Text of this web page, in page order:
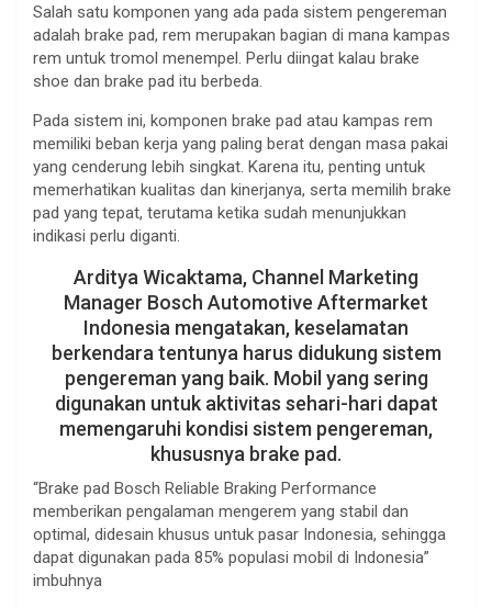
Salah satu komponen yang ada pada sistem pengereman
adalah brake pad, rem merupakan bagian di mana kampas
rem untuk tromol menempel. Perlu diingat kalau brake
shoe dan brake pad itu berbeda.
Pada sistem ini, komponen brake pad atau kampas rem
memiliki beban kerja yang paling berat dengan masa pakai
yang cenderung lebih singkat. Karena itu, penting untuk
memerhatikan kualitas dan kinerjanya, serta memilih brake
pad yang tepat, terutama ketika sudah menunjukkan
indikasi perlu diganti.
Arditya Wicaktama, Channel Marketing
Manager Bosch Automotive Aftermarket
Indonesia mengatakan, keselamatan
berkendara tentunya harus didukung sistem
pengereman yang baik. Mobil yang sering
digunakan untuk aktivitas sehari-hari dapat
memengaruhi kondisi sistem pengereman,
khususnya brake pad.
“Brake pad Bosch Reliable Braking Performance
memberikan pengalaman mengerem yang stabil dan
optimal, didesain khusus untuk pasar Indonesia, sehingga
dapat digunakan pada 85% populasi mobil di Indonesia”
imbuhnya